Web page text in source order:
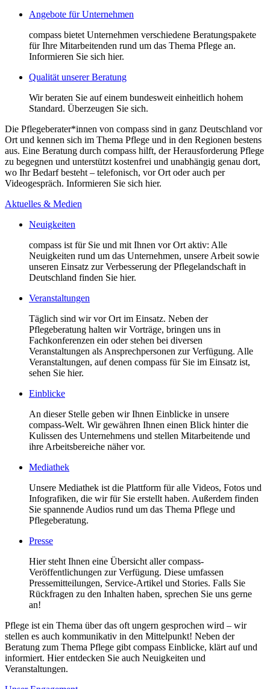
Angebote für Unternehmen
compass bietet Unternehmen verschiedene Beratungspakete
für Ihre Mitarbeitenden rund um das Thema Pflege an.
Informieren Sie sich hier.
Qualität unserer Beratung
Wir beraten Sie auf einem bundesweit einheitlich hohem
Standard. Überzeugen Sie sich.
Die Pflegeberater*innen von compass sind in ganz Deutschland vor
Ort und kennen sich im Thema Pflege und in den Regionen bestens
aus. Eine Beratung durch compass hilft, der Herausforderung Pflege
zu begegnen und unterstützt kostenfrei und unabhängig genau dort,
wo Ihr Bedarf besteht – telefonisch, vor Ort oder auch per
Videogespräch. Informieren Sie sich hier.
Aktuelles & Medien
Neuigkeiten
compass ist für Sie und mit Ihnen vor Ort aktiv: Alle
Neuigkeiten rund um das Unternehmen, unsere Arbeit sowie
unseren Einsatz zur Verbesserung der Pflegelandschaft in
Deutschland finden Sie hier.
Veranstaltungen
Täglich sind wir vor Ort im Einsatz. Neben der
Pflegeberatung halten wir Vorträge, bringen uns in
Fachkonferenzen ein oder stehen bei diversen
Veranstaltungen als Ansprechpersonen zur Verfügung. Alle
Veranstaltungen, auf denen compass für Sie im Einsatz ist,
sehen Sie hier.
Einblicke
An dieser Stelle geben wir Ihnen Einblicke in unsere
compass-Welt. Wir gewähren Ihnen einen Blick hinter die
Kulissen des Unternehmens und stellen Mitarbeitende und
ihre Arbeitsbereiche näher vor.
Mediathek
Unsere Mediathek ist die Plattform für alle Videos, Fotos und
Infografiken, die wir für Sie erstellt haben. Außerdem finden
Sie spannende Audios rund um das Thema Pflege und
Pflegeberatung.
Presse
Hier steht Ihnen eine Übersicht aller compass-
Veröffentlichungen zur Verfügung. Diese umfassen
Pressemitteilungen, Service-Artikel und Stories. Falls Sie
Rückfragen zu den Inhalten haben, sprechen Sie uns gerne
an!
Pflege ist ein Thema über das oft ungern gesprochen wird – wir
stellen es auch kommunikativ in den Mittelpunkt! Neben der
Beratung zum Thema Pflege gibt compass Einblicke, klärt auf und
informiert. Hier entdecken Sie auch Neuigkeiten und
Veranstaltungen.